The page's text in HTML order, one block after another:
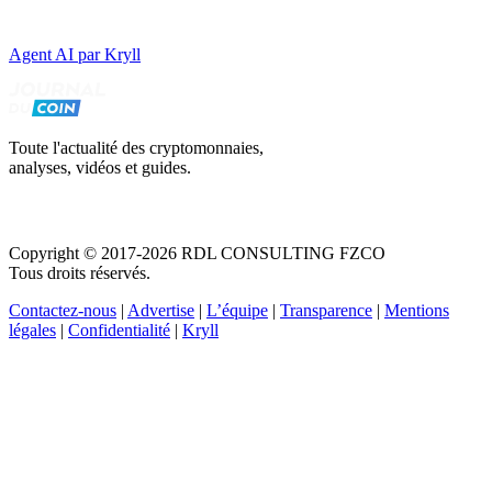
Agent AI par Kryll
Toute l'actualité des cryptomonnaies,
analyses, vidéos et guides.
Copyright © 2017-2026 RDL CONSULTING FZCO
Tous droits réservés.
Contactez-nous | Advertise | L’équipe | Transparence | Mentions
légales | Confidentialité | Kryll